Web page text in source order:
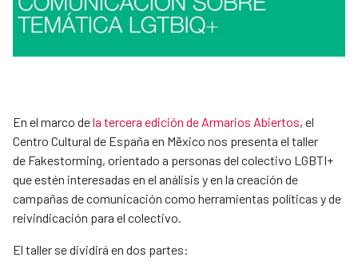
En el marco dela tercera edición de Armarios Abiertos, el
Centro Cultural de España en Mëxico nos presenta el taller
de Fakestorming, orientado a personas del colectivo LGBTI+
que estén interesadas en el análisis y en la creación de
campañas de comunicación como herramientas políticas y de
reivindicación para el colectivo.
El taller se dividirá en dos partes: